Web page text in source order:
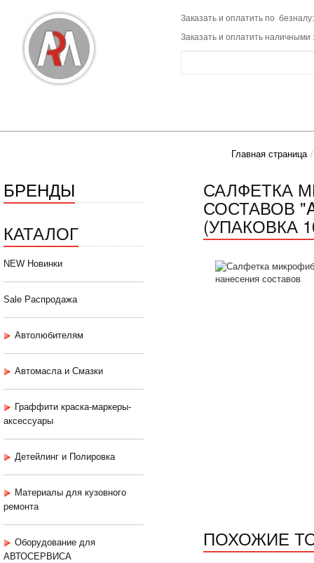
Заказать и оплатить по
Заказать и оплатить наличными
Главная страница
БРЕНДЫ
КАТАЛОГ
NEW Новинки
Sale Распродажа
Автолюбителям
Автомасла и Смазки
Граффити краска-маркеры-
аксессуары
Детейлинг и Полировка
Материалы для кузовного
ремонта
Оборудование для
АВТОСЕРВИСА
САЛФЕТКА
СОСТАВОВ
(УПАКОВКА
ПОХОЖИЕ